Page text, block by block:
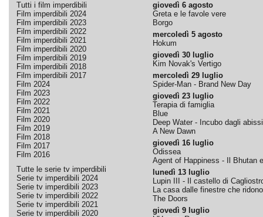
Tutti i film imperdibili
Film imperdibili 2024
Film imperdibili 2023
Film imperdibili 2022
Film imperdibili 2021
Film imperdibili 2020
Film imperdibili 2019
Film imperdibili 2018
Film imperdibili 2017
Film 2024
Film 2023
Film 2022
Film 2021
Film 2020
Film 2019
Film 2018
Film 2017
Film 2016
Tutte le serie tv imperdibili
Serie tv imperdibili 2024
Serie tv imperdibili 2023
Serie tv imperdibili 2022
Serie tv imperdibili 2021
Serie tv imperdibili 2020
giovedì 6 agosto
Greta e le favole vere
Borgo
mercoledì 5 agosto
Hokum
giovedì 30 luglio
Kim Novak's Vertigo
mercoledì 29 luglio
Spider-Man - Brand New Day
giovedì 23 luglio
Terapia di famiglia
Blue
Deep Water - Incubo dagli abissi
A New Dawn
giovedì 16 luglio
Odissea
Agent of Happiness - Il Bhutan
lunedì 13 luglio
Lupin III - Il castello di
La casa dalle finestre che ridono
The Doors
giovedì 9 luglio